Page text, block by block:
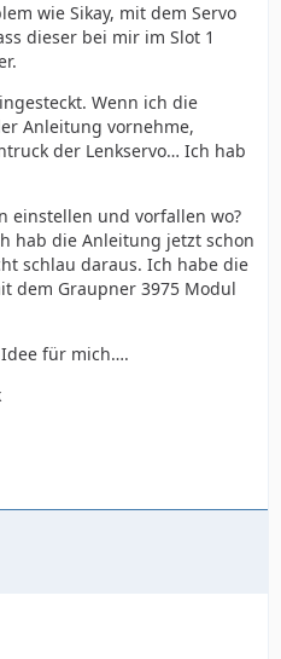
wie Sikay, mit dem Servo
dieser bei mir im Slot 1
Wenn ich die
Anleitung vornehme,
der Lenkservo… Ich hab
einstellen und vorfallen wo?
hab die Anleitung jetzt schon
schlau daraus. Ich habe die
dem Graupner 3975 Modul
für mich….